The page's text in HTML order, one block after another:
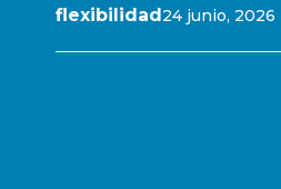
flexibilidad24 junio, 2026